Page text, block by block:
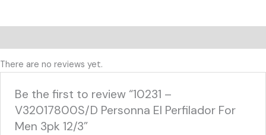
There are no reviews yet.
Be the first to review “10231 –
V32017800S/D Personna El Perfilador For
Men 3pk 12/3”